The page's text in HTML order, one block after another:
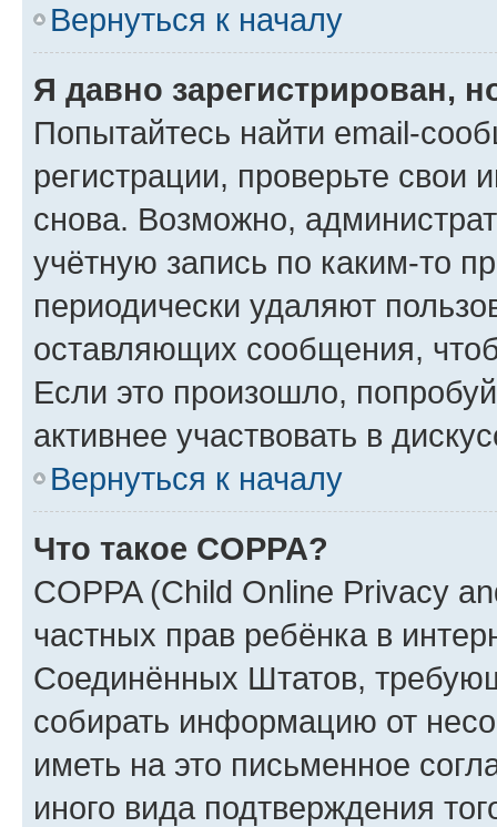
Вернуться к началу
Я давно зарегистрирован,
Попытайтесь найти email-
регистрации, проверьте свои
снова. Возможно,
учётную запись по каким-то
периодически удаляют
оставляющих сообщения,
Если это произошло,
активнее участвовать в
Вернуться к началу
Что такое COPPA?
COPPA (Child Online Privacy
частных прав ребёнка в
Соединённых Штатов,
собирать информацию от
иметь на это письменное
иного вида подтверждения